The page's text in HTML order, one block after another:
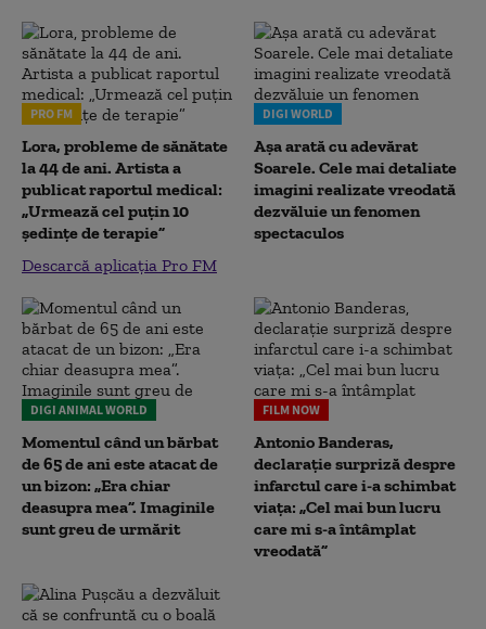
PRO FM
Lora, probleme de sănătate
la 44 de ani. Artista a
publicat raportul medical:
„Urmează cel puțin 10
ședințe de terapie”
Descarcă aplicația Pro FM
DIGI WORLD
Așa arată cu adevărat
Soarele. Cele mai detaliate
imagini realizate vreodată
dezvăluie un fenomen
spectaculos
DIGI ANIMAL WORLD
Momentul când un bărbat
de 65 de ani este atacat de
un bizon: „Era chiar
deasupra mea”. Imaginile
sunt greu de urmărit
FILM NOW
Antonio Banderas,
declarație surpriză despre
infarctul care i-a schimbat
viața: „Cel mai bun lucru
care mi s-a întâmplat
vreodată”